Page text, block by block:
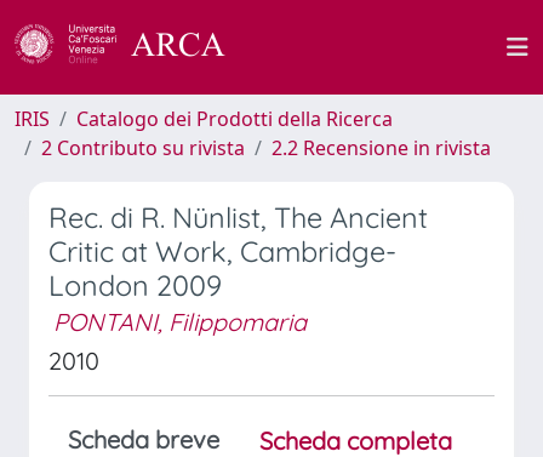
IRIS
Catalogo dei Prodotti della Ricerca
2 Contributo su rivista
2.2 Recensione in rivista
Rec. di R. Nünlist, The Ancient
Critic at Work, Cambridge-
London 2009
PONTANI, Filippomaria
2010
Scheda breve
Scheda completa